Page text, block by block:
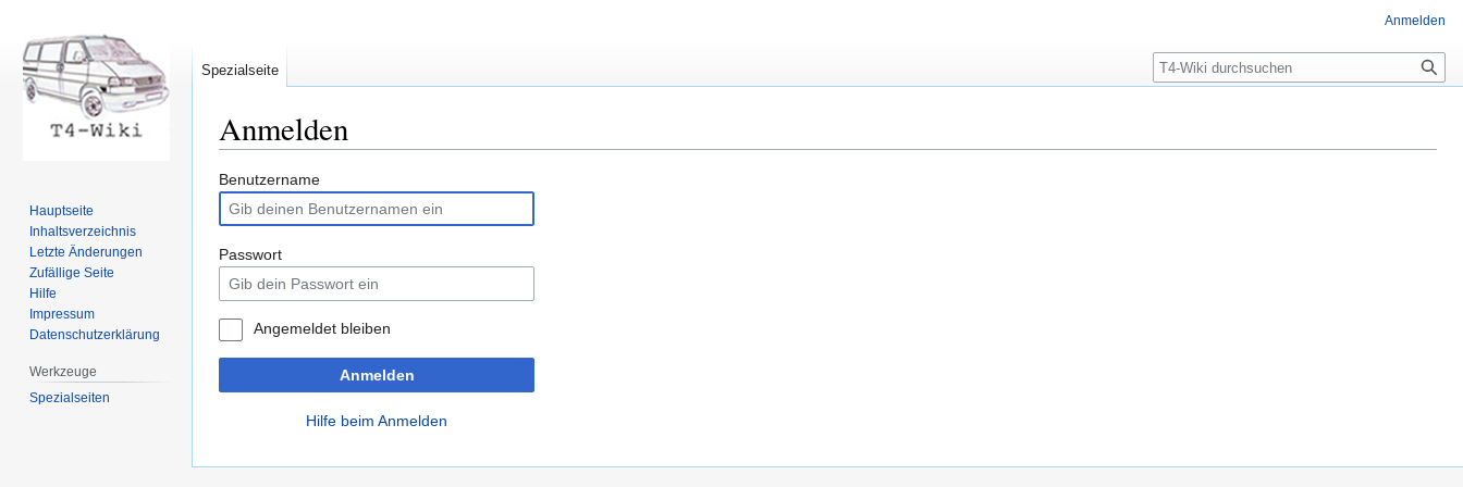
Anmelden
Zur
Navigation
springen
Zur
Suche
springen
Benutzername
Passwort
Angemeldet bleiben
Anmelden
Hilfe beim Anmelden
Anmelden
Spezialseite Suche
Hauptseite
Inhaltsverzeichnis
Letzte Änderungen
Zufällige Seite
Hilfe
Impressum
Datenschutzerklärung
Werkzeuge
Spezialseiten